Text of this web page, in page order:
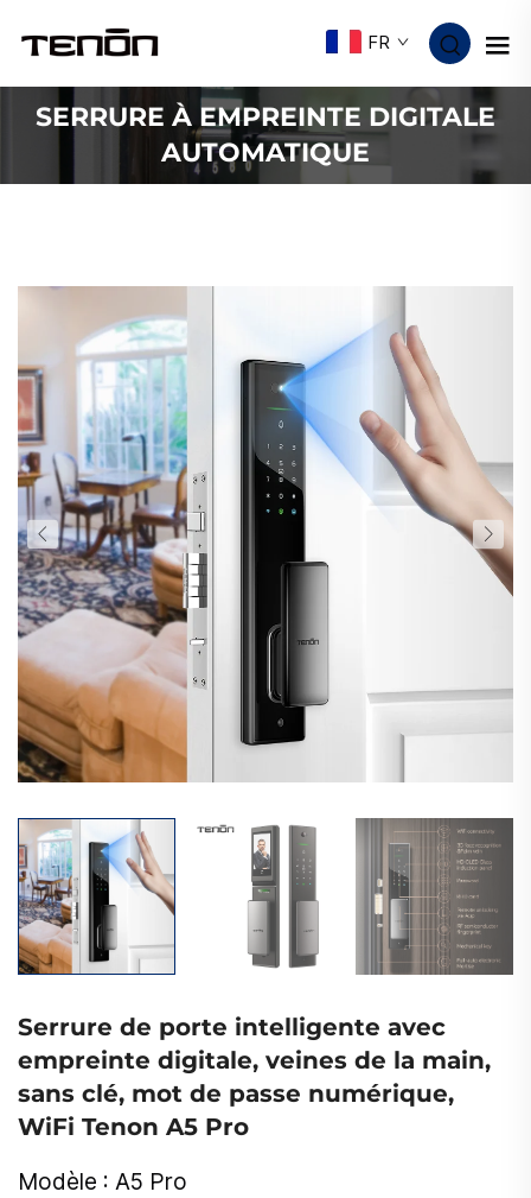
FR
SERRURE À EMPREINTE DIGITALE
AUTOMATIQUE
Serrure de porte intelligente avec
empreinte digitale, veines de la main,
sans clé, mot de passe numérique,
WiFi Tenon A5 Pro
Modèle : A5 Pro